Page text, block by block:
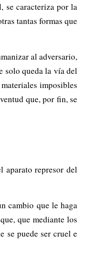
se caracteriza por la
tantas formas que
al adversario,
solo queda la vía del
imposibles
que, por fin, se
aparato represor del
cambio que le haga
que mediante los
se puede ser cruel e